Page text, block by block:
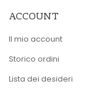
ACCOUNT
Il mio account
Storico ordini
Lista dei desideri